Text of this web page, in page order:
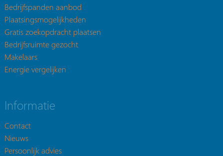
Bedrijfspanden aanbod
Plaatsingsmogelijkheden
Gratis zoekopdracht plaatsen
Bedrijfsruimte gezocht
Makelaars
Energie vergelijken
Informatie
Contact
Nieuws
Persoonlijk advies